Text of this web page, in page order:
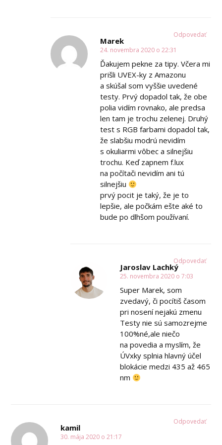
Marek
24. novembra 2020 o 22:31
Ďakujem pekne za tipy. Včera mi
prišli UVEX-ky z Amazonu
a skúšal som vyššie uvedené
testy. Prvý dopadol tak, že obe
polia vidím rovnako, ale predsa
len tam je trochu zelenej. Druhý
test s RGB farbami dopadol tak,
že slabšiu modrú nevidím
s okuliarmi vôbec a silnejšiu
trochu. Keď zapnem f.lux
na počítači nevidím ani tú
silnejšiu
prvý pocit je taký, že je to
lepšie, ale počkám ešte aké to
bude po dlhšom používaní.
Odpovedať
Jaroslav Lachký
25. novembra 2020 o 7:03
Super Marek, som
zvedavý, či pocítiš časom
pri nosení nejakú zmenu
Testy nie sú samozrejme
100%né,ale niečo
na povedia a myslím, že
ÚVxky splnia hlavný účel
blokácie medzi 435 až 465
nm
Odpovedať
kamil
30. mája 2020 o 21:17
Odpovedať